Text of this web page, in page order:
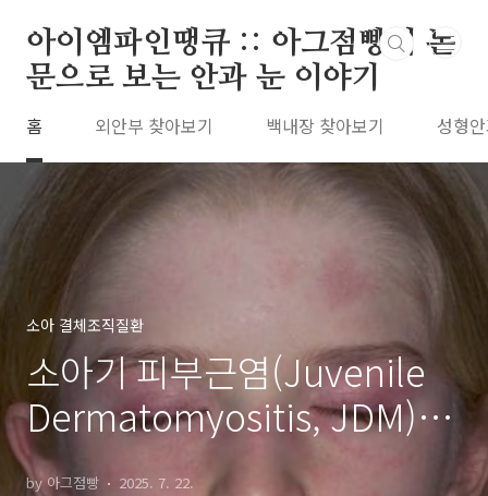
아이엠파인땡큐 :: 아그점빵의 논
문으로 보는 안과 눈 이야기
홈 외안부 찾아보기 백내장 찾아보기 성형
소아 결체조직질환
소아기 피부근염(Juvenile
Dermatomyositis, JDM) :
피부 발진 및 근력저하 진단
by 아그점빵 2025. 7. 22.